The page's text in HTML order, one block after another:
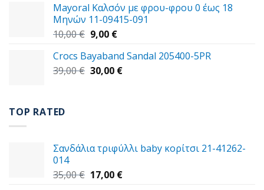
was:
14,00 €.
τιμή
είναι:
Mayoral Καλσόν με φρου-φρου 0 έως 18
Μηνών 11-09415-091
10,00€ Original
was:
10,00 €.
9,00 €Η
τιμή
είναι:
Crocs Bayaband Sandal 205400-5PR
39,00€ Original
30,00 €Η
TOP RATED
Σανδάλια τριφύλλι baby κορίτσι 21-41262-
014
35,00€ Original
17,00 €Η